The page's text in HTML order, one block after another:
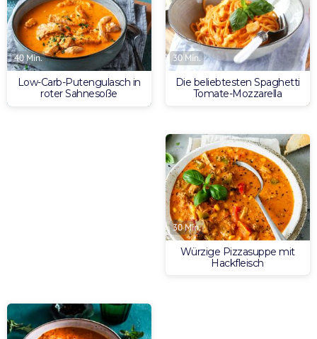
40 Min.
Low-Carb-Putengulasch in
roter Sahnesoße
30 Min.
Die beliebtesten Spaghetti
Tomate-Mozzarella
30 Min.
Würzige Pizzasuppe mit
Hackfleisch